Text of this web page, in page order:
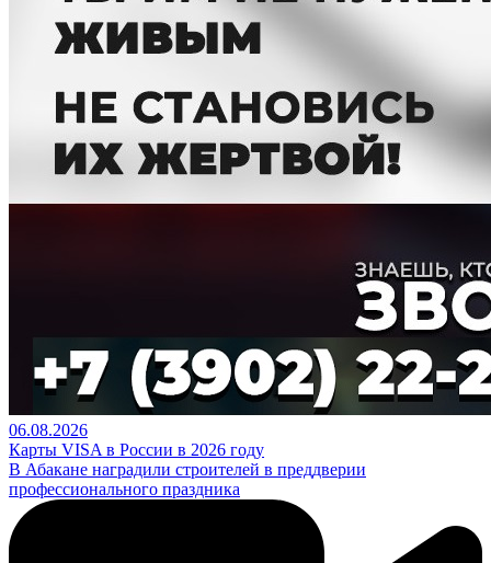
06.08.2026
Карты VISA в России в 2026 году
В Абакане наградили строителей в преддверии
профессионального праздника